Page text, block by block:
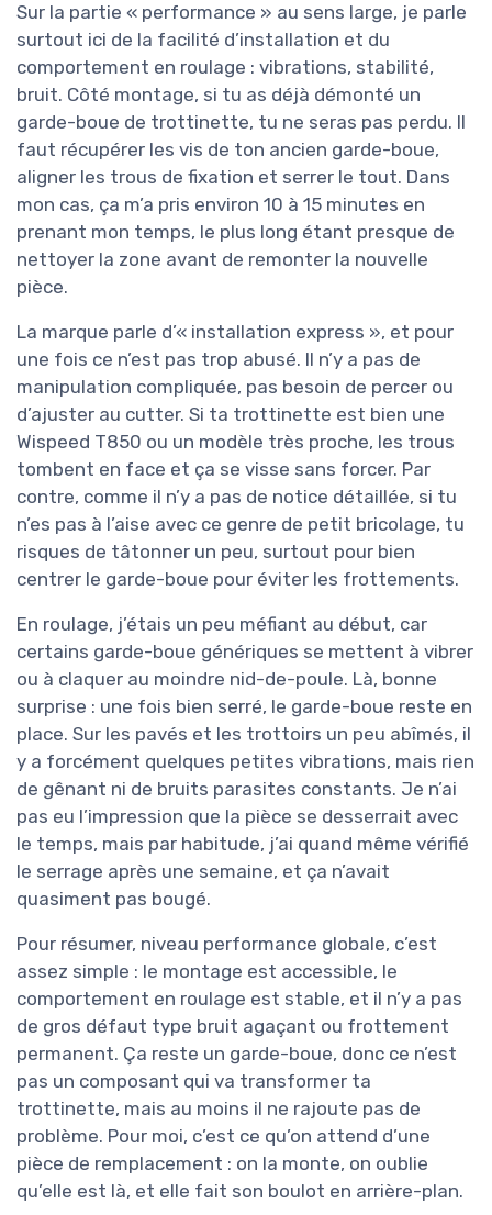
Sur la partie « performance » au sens large, je parle
surtout ici de la facilité d’installation et du
comportement en roulage : vibrations, stabilité,
bruit. Côté montage, si tu as déjà démonté un
garde-boue de trottinette, tu ne seras pas perdu. Il
faut récupérer les vis de ton ancien garde-boue,
aligner les trous de fixation et serrer le tout. Dans
mon cas, ça m’a pris environ 10 à 15 minutes en
prenant mon temps, le plus long étant presque de
nettoyer la zone avant de remonter la nouvelle
pièce.
La marque parle d’« installation express », et pour
une fois ce n’est pas trop abusé. Il n’y a pas de
manipulation compliquée, pas besoin de percer ou
d’ajuster au cutter. Si ta trottinette est bien une
Wispeed T850 ou un modèle très proche, les trous
tombent en face et ça se visse sans forcer. Par
contre, comme il n’y a pas de notice détaillée, si tu
n’es pas à l’aise avec ce genre de petit bricolage, tu
risques de tâtonner un peu, surtout pour bien
centrer le garde-boue pour éviter les frottements.
En roulage, j’étais un peu méfiant au début, car
certains garde-boue génériques se mettent à vibrer
ou à claquer au moindre nid-de-poule. Là, bonne
surprise : une fois bien serré, le garde-boue reste en
place. Sur les pavés et les trottoirs un peu abîmés, il
y a forcément quelques petites vibrations, mais rien
de gênant ni de bruits parasites constants. Je n’ai
pas eu l’impression que la pièce se desserrait avec
le temps, mais par habitude, j’ai quand même vérifié
le serrage après une semaine, et ça n’avait
quasiment pas bougé.
Pour résumer, niveau performance globale, c’est
assez simple : le montage est accessible, le
comportement en roulage est stable, et il n’y a pas
de gros défaut type bruit agaçant ou frottement
permanent. Ça reste un garde-boue, donc ce n’est
pas un composant qui va transformer ta
trottinette, mais au moins il ne rajoute pas de
problème. Pour moi, c’est ce qu’on attend d’une
pièce de remplacement : on la monte, on oublie
qu’elle est là, et elle fait son boulot en arrière-plan.